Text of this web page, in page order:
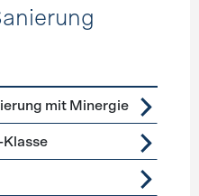
Sanierung
mit Minergie
Klasse